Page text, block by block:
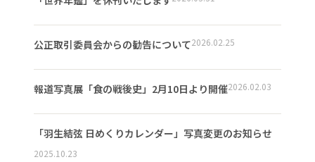
公正取引委員会からの勧告について2026.02.25
報道写真展「食の戦後史」2月10日より開催2026.02.03
「羽生結弦 日めくりカレンダー」写真変更のお知らせ
2025.10.23